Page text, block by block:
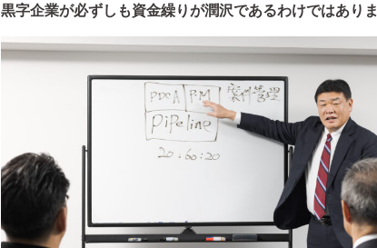
黒字企業が必ずしも資金繰りが潤沢であるわけではあり